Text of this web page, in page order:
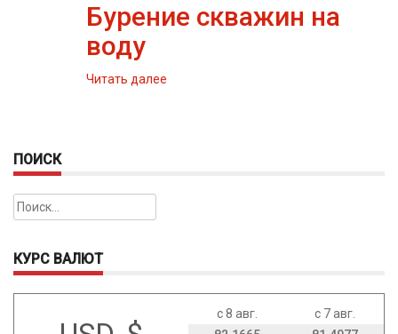
Бурение скважин на
воду
Читать далее
ПОИСК
Найти:
КУРС ВАЛЮТ
с 8 авг.
с 7 авг.